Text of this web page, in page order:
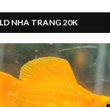
NHA TRANG 20K